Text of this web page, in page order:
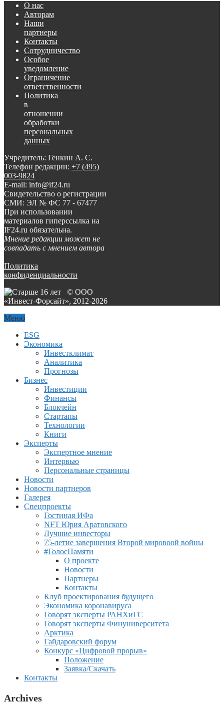
О нас
Авторам
Наши
партнеры
Контакты
Сотрудничество
Особое
уведомление
Ограничение
ответственности
Политика
в
отношении
обработки
персональных
данных
Учредитель: Генкин А. С.
Телефон редакции: +7 (495)
003-9824
E-mail: info@if24.ru
Свидетельство о регистрации
СМИ: ЭЛ № ФС 77 - 67477
При использовании
материалов гиперссылка на
IF24.ru обязательна.
Мнение редакции может не
совпадать с мнением автора
Политика
конфиденциальности
© ООО
«Инвест-Форсайт», 2012-2026
Меню
ESG
Экономика
Инвестклимат
Аналитика
Прогнозы
Бизнес
Инвестиции
Финансы
Блокчейн
Стартапы
Технологии
Книги
Эксперты
Экспертное мнение
Интервью
Персональные страницы
Новости
Новости партнеров
Галерея
Спецпроекты
Гостиная ИФа
NFT Юрия Аратовского
Лучшие инвесторы
75-летие завершения Второй мировоой войны
#ГолосПамяти
О проекте
Новости
Партнеры
Контакты
Клуб проектирования будущего
Экономика коронавируса
Говорят эксперты РАНХиГС
Говорят эксперты Финуниверситета
Арктика
Гайдаровский форум
Конкурс «Цифровой прорыв»
Положение
Заявка/Скачать
Контакты
Archives